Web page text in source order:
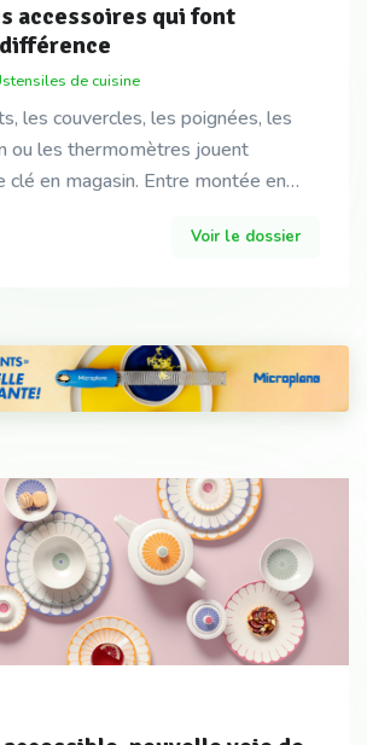
accessoires qui font
de cuisine
les couvercles, les poignées, les
ou les thermomètres jouent
clé en magasin. Entre montée en
Voir le dossier